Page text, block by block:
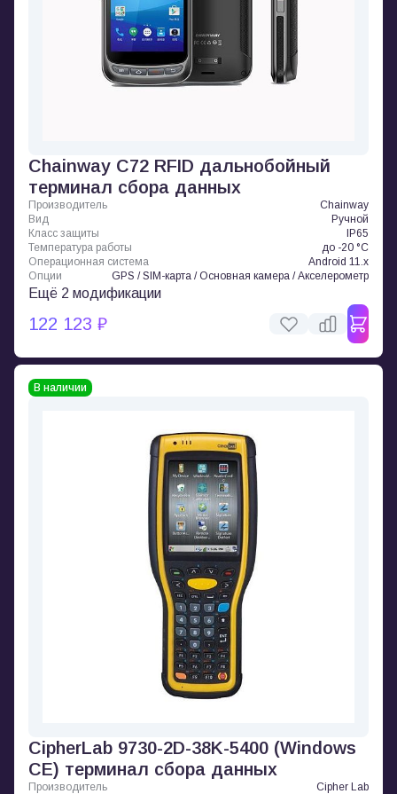
Chainway C72 RFID дальнобойный
терминал сбора данных
Производитель
Chainway
Вид
Ручной
Класс защиты
IP65
Температура работы
до -20 °C
Операционная система
Android 11.x
Опции
GPS / SIM-карта / Основная камера / Акселерометр
Ещё 2 модификации
122 123 ₽
В наличии
CipherLab 9730-2D-38K-5400 (Windows
CE) терминал сбора данных
Производитель
Cipher Lab